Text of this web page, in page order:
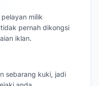
milik
pernah dikongsi
iklan.
sebarang kuki, jadi